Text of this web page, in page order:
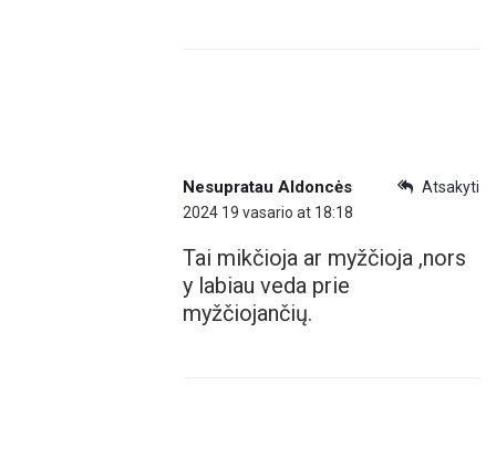
Atsakyti
Nesupratau Aldoncės
2024 19 vasario at 18:18
Tai mikčioja ar myžčioja ,nors
y labiau veda prie
myžčiojančių.